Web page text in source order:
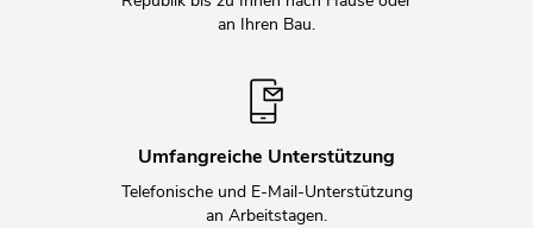
an Ihren Bau.
Umfangreiche Unterstützung
Telefonische und E-Mail-Unterstützung
an Arbeitstagen.